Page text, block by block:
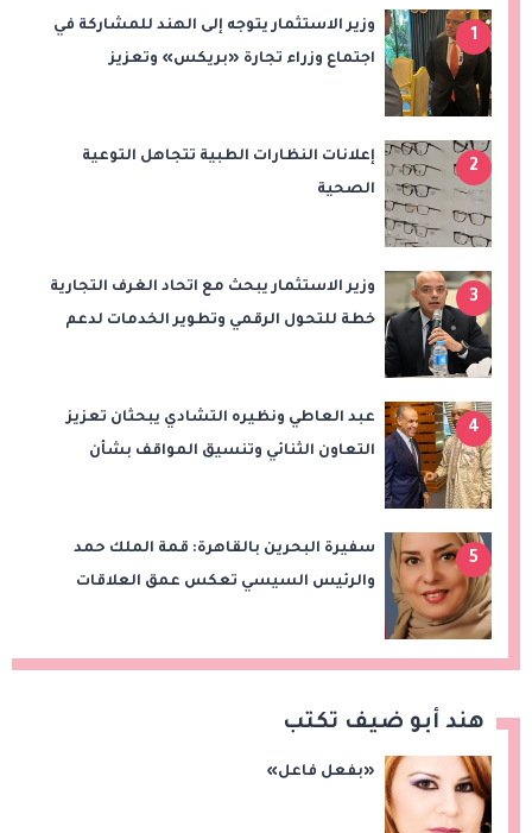
1
وزير الاستثمار يتوجه إلى الهند للمشاركة في
اجتماع وزراء تجارة «بريكس» وتعزيز
2
إعلانات النظارات الطبية تتجاهل التوعية
الصحية
3
وزير الاستثمار يبحث مع اتحاد الغرف التجارية
خطة للتحول الرقمي وتطوير الخدمات لدعم
4
عبد العاطي ونظيره التشادي يبحثان تعزيز
التعاون الثنائي وتنسيق المواقف بشأن
5
سفيرة البحرين بالقاهرة: قمة الملك حمد
والرئيس السيسي تعكس عمق العلاقات
هند أبو ضيف تكتب
«بفعل فاعل»